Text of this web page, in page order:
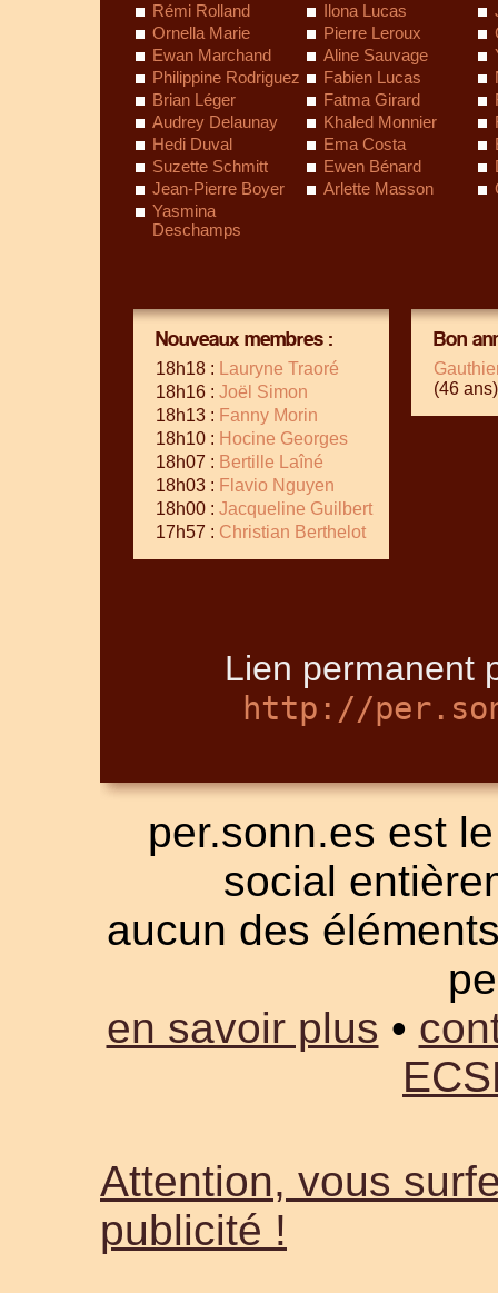
Rémi Rolland
Ilona Lucas
Ornella Marie
Pierre Leroux
Ewan Marchand
Aline Sauvage
Philippine Rodriguez
Fabien Lucas
Brian Léger
Fatma Girard
Audrey Delaunay
Khaled Monnier
Hedi Duval
Ema Costa
Suzette Schmitt
Ewen Bénard
Jean-Pierre Boyer
Arlette Masson
Yasmina
Deschamps
Nouveaux membres :
18h18 :
Lauryne Traoré
18h16 : Joël Simon
18h13 : Fanny Morin
18h10 : Hocine Georges
18h07 : Bertille Laîné
18h03 : Flavio Nguyen
18h00 : Jacqueline Guilbert
17h57 : Christian Berthelot
Bon
(46 ans)
Lien permanent
http://
per.sonn.es est
social
aucun des
en savoir plus •
Attention, vous
publicité !